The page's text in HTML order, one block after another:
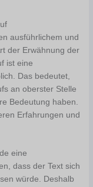
ausführlichem und
der Erwähnung der
ist eine
Das bedeutet,
an oberster Stelle
Bedeutung haben.
Erfahrungen und
eine
dass der Text sich
würde. Deshalb